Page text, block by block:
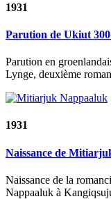
1931
Parution de Ukiut
Parution en
Lynge, deuxième
1931
Naissance de
Naissance de la
Nappaaluk à